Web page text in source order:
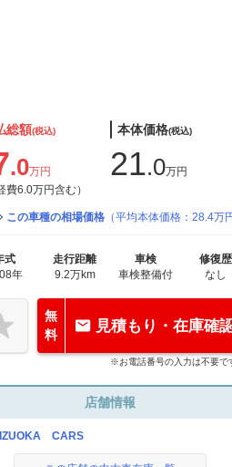
総額(税込)
.0万円
費6.0万円含む）
本体価格(税込)
21.0万円
この車種の相場価格 （平均本体価格：28.4万
式
年
走行距離
9.2万km
車検
車検整備付
修復歴
なし
無
料
見積もり・在庫確
※お電話番号の入力は不要で
店舗情報
CARS